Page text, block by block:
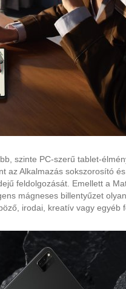
szinte PC-szerű tablet-
az Alkalmazás sokszorosító
feldolgozását. Emellett a
mágneses billentyűzet
irodai, kreatív vagy egyéb